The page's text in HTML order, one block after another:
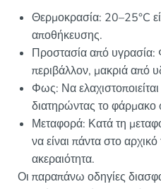
Θερμοκρασία: 20–25°C
αποθήκευσης.
Προστασία από υγρασία:
περιβάλλον, μακριά από
Φως: Να
διατηρώντας το
Μεταφορά: Κατά τη
να είναι πάντα στο
ακεραιότητα.
Οι παραπάνω οδηγίες